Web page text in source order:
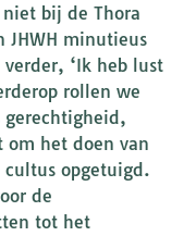
bij de Thora
JHWH minutieus
‘Ik heb lust
rollen we
gerechtigheid,
het doen van
cultus opgetuigd.
de
tot het